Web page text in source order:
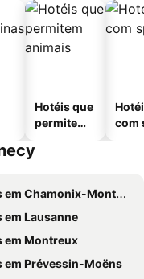
Hotéis que
permitem
com
Chamonix-Mont-Blanc
em Lausanne
em Montreux
em Prévessin-Moëns